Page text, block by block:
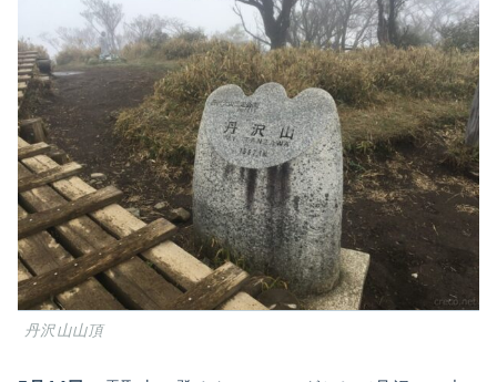
丹沢山山頂